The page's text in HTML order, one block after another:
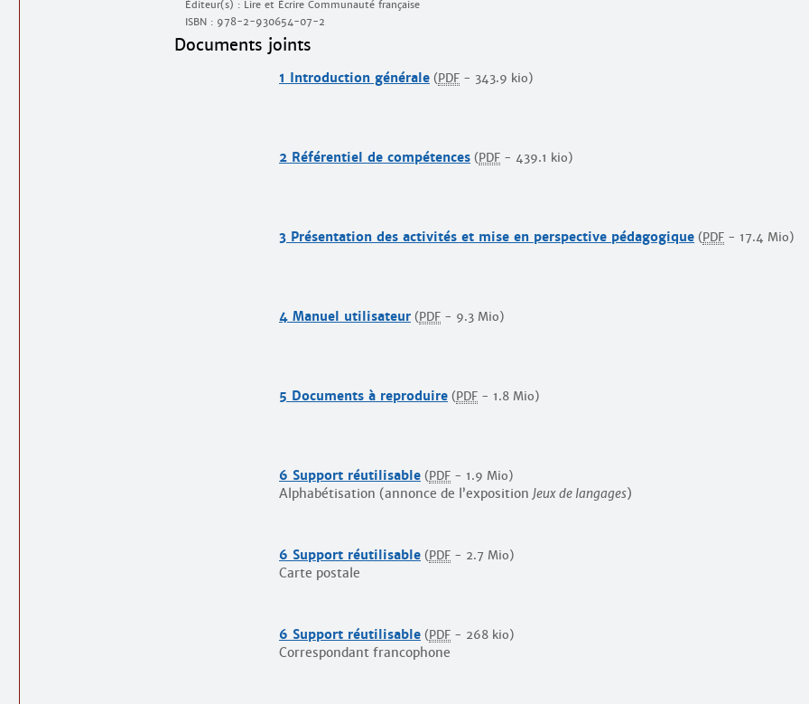
Éditeur(s) : Lire et Écrire Communauté française
ISBN : 978-2-930654-07-2
Documents joints
1 Introduction générale (PDF - 343.9 kio)
2 Référentiel de compétences (PDF - 439.1 kio)
3 Présentation des activités et mise en perspective pédagogique (PDF - 17.4 Mio)
4 Manuel utilisateur (PDF - 9.3 Mio)
5 Documents à reproduire (PDF - 1.8 Mio)
6 Support réutilisable (PDF - 1.9 Mio)
Alphabétisation (annonce de l’exposition Jeux de langages)
6 Support réutilisable (PDF - 2.7 Mio)
Carte postale
6 Support réutilisable (PDF - 268 kio)
Correspondant francophone